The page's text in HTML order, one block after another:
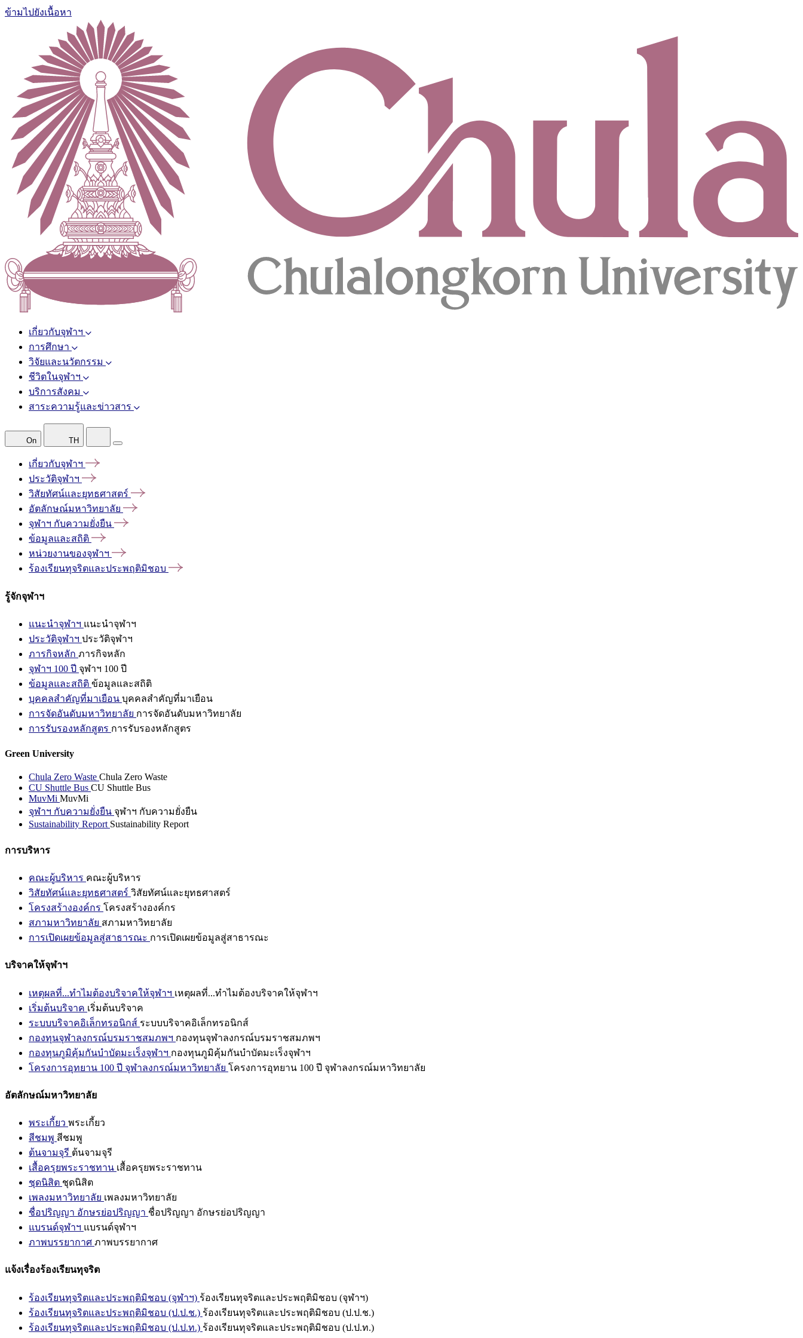
ข้ามไปยังเนื้อหา
เกี่ยวกับจุฬาฯ
การศึกษา
วิจัยและนวัตกรรม
ชีวิตในจุฬาฯ
บริการสังคม
สาระความรู้และข่าวสาร
On TH
เกี่ยวกับจุฬาฯ
ประวัติจุฬาฯ
วิสัยทัศน์และยุทธศาสตร์
อัตลักษณ์มหาวิทยาลัย
จุฬาฯ กับความยั่งยืน
ข้อมูลและสถิติ
หน่วยงานของจุฬาฯ
ร้องเรียนทุจริตและประพฤติมิชอบ
รู้จักจุฬาฯ
แนะนำจุฬาฯ แนะนำจุฬาฯ
ประวัติจุฬาฯ ประวัติจุฬาฯ
ภารกิจหลัก ภารกิจหลัก
จุฬาฯ 100 ปี จุฬาฯ 100 ปี
ข้อมูลและสถิติ ข้อมูลและสถิติ
บุคคลสำคัญที่มาเยือน บุคคลสำคัญที่มาเยือน
การจัดอันดับมหาวิทยาลัย การจัดอันดับมหาวิทยาลัย
การรับรองหลักสูตร การรับรองหลักสูตร
Green University
Chula Zero Waste Chula Zero Waste
CU Shuttle Bus CU Shuttle Bus
MuvMi MuvMi
จุฬาฯ กับความยั่งยืน จุฬาฯ กับความยั่งยืน
Sustainability Report Sustainability Report
การบริหาร
คณะผู้บริหาร คณะผู้บริหาร
วิสัยทัศน์และยุทธศาสตร์ วิสัยทัศน์และยุทธศาสตร์
โครงสร้างองค์กร โครงสร้างองค์กร
สภามหาวิทยาลัย สภามหาวิทยาลัย
การเปิดเผยข้อมูลสู่สาธารณะ การเปิดเผยข้อมูลสู่สาธารณะ
บริจาคให้จุฬาฯ
เหตุผลที่...ทำไมต้องบริจาคให้จุฬาฯ เหตุผลที่...ทำไมต้องบริจาคให้จุฬาฯ
เริ่มต้นบริจาค เริ่มต้นบริจาค
ระบบบริจาคอิเล็กทรอนิกส์ ระบบบริจาคอิเล็กทรอนิกส์
กองทุนจุฬาลงกรณ์บรมราชสมภพฯ กองทุนจุฬาลงกรณ์บรมราชสมภพฯ
กองทุนภูมิคุ้มกันบำบัดมะเร็งจุฬาฯ กองทุนภูมิคุ้มกันบำบัดมะเร็งจุฬาฯ
โครงการอุทยาน 100 ปี จุฬาลงกรณ์มหาวิทยาลัย โครงการอุทยาน 100 ปี จุฬาลงกรณ์มหาวิทยาลัย
อัตลักษณ์มหาวิทยาลัย
พระเกี้ยว พระเกี้ยว
สีชมพู สีชมพู
ต้นจามจุรี ต้นจามจุรี
เสื้อครุยพระราชทาน เสื้อครุยพระราชทาน
ชุดนิสิต ชุดนิสิต
เพลงมหาวิทยาลัย เพลงมหาวิทยาลัย
ชื่อปริญญา อักษรย่อปริญญา ชื่อปริญญา อักษรย่อปริญญา
แบรนด์จุฬาฯ แบรนด์จุฬาฯ
ภาพบรรยากาศ ภาพบรรยากาศ
แจ้งเรื่องร้องเรียนทุจริต
ร้องเรียนทุจริตและประพฤติมิชอบ (จุฬาฯ) ร้องเรียนทุจริตและประพฤติมิชอบ (จุฬาฯ)
ร้องเรียนทุจริตและประพฤติมิชอบ (ป.ป.ช.) ร้องเรียนทุจริตและประพฤติมิชอบ (ป.ป.ช.)
ร้องเรียนทุจริตและประพฤติมิชอบ (ป.ป.ท.) ร้องเรียนทุจริตและประพฤติมิชอบ (ป.ป.ท.)